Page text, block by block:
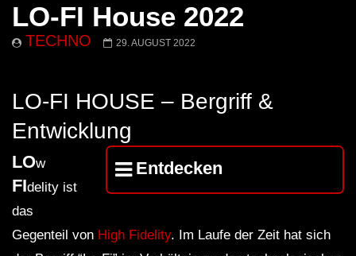
LO-FI House 2022
TECHNO 29. AUGUST 2022
LO-FI HOUSE – Bergriff &
Entwicklung
Entdecken
LOw
FIdelity ist
das
Gegenteil von High Fidelity. Im Laufe der Zeit hat sich